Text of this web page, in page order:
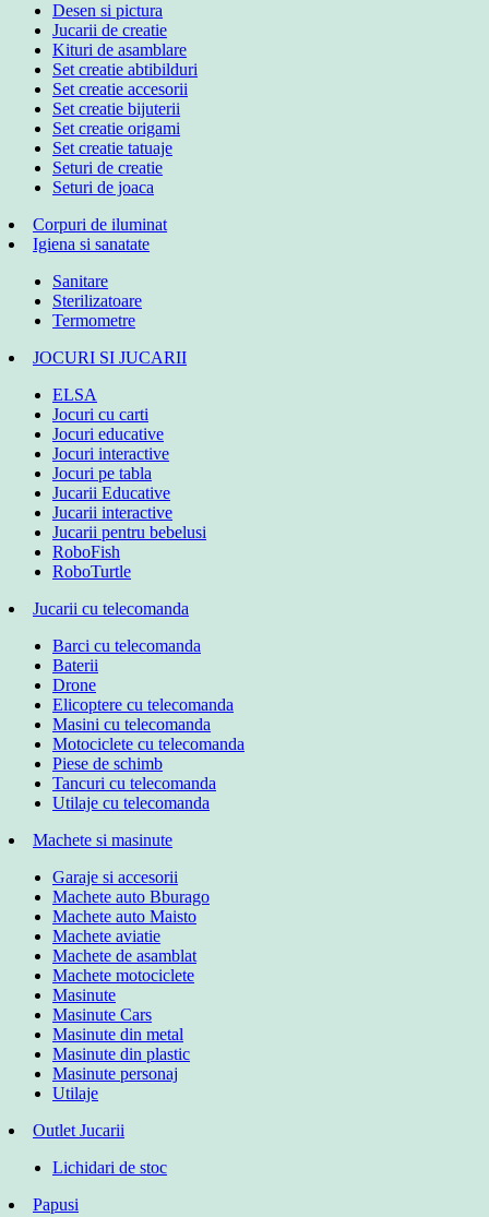
Desen si pictura
Jucarii de creatie
Kituri de asamblare
Set creatie abtibilduri
Set creatie accesorii
Set creatie bijuterii
Set creatie origami
Set creatie tatuaje
Seturi de creatie
Seturi de joaca
Corpuri de iluminat
Igiena si sanatate
Sanitare
Sterilizatoare
Termometre
JOCURI SI JUCARII
ELSA
Jocuri cu carti
Jocuri educative
Jocuri interactive
Jocuri pe tabla
Jucarii Educative
Jucarii interactive
Jucarii pentru bebelusi
RoboFish
RoboTurtle
Jucarii cu telecomanda
Barci cu telecomanda
Baterii
Drone
Elicoptere cu telecomanda
Masini cu telecomanda
Motociclete cu telecomanda
Piese de schimb
Tancuri cu telecomanda
Utilaje cu telecomanda
Machete si masinute
Garaje si accesorii
Machete auto Bburago
Machete auto Maisto
Machete aviatie
Machete de asamblat
Machete motociclete
Masinute
Masinute Cars
Masinute din metal
Masinute din plastic
Masinute personaj
Utilaje
Outlet Jucarii
Lichidari de stoc
Papusi